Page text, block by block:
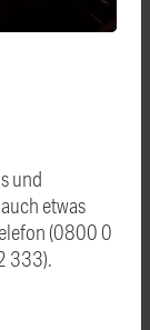
und
etwas
(0800 0
333).